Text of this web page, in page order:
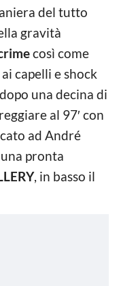
del tutto
gravità
così come
capelli e shock
una decina di
al 97′ con
ad André
pronta
, in basso il